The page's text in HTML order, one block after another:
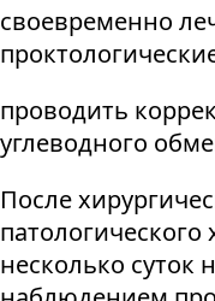
своевременно
проводить
углеводного
После
несколько суток